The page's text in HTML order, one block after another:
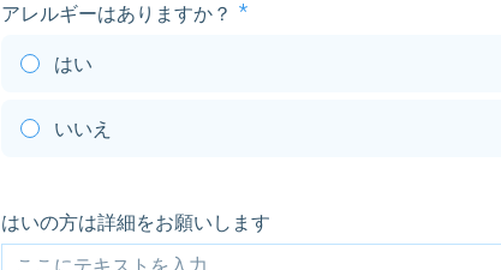
アレルギーはありますか？
はい
いいえ
はいの方は詳細をお願いします